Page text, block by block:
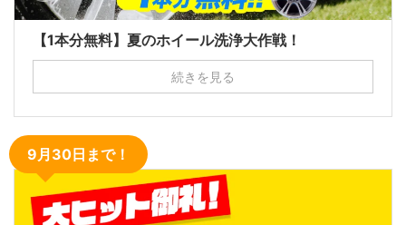
【1本分無料】夏のホイール洗浄大作戦！
続きを見る
9月30日まで！